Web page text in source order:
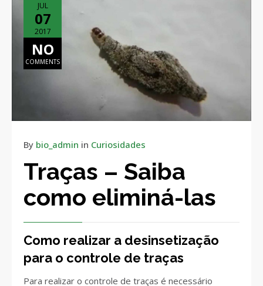
JUL
07
2017
NO
COMMENTS
By bio_admin in Curiosidades
Traças – Saiba
como eliminá-las
Como realizar a desinsetização
para o controle de traças
Para realizar o controle de traças é necessário